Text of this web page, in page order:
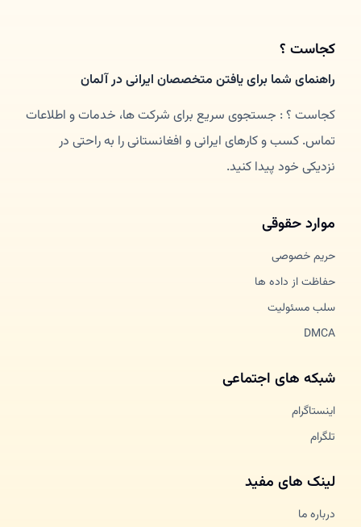
کجاست ؟
راهنمای شما برای یافتن متخصصان ایرانی در آلمان
کجاست ؟ : جستجوی سریع برای شرکت ها، خدمات و اطلاعات
تماس. کسب و کارهای ایرانی و افغانستانی را به راحتی در
نزدیکی خود پیدا کنید.
موارد حقوقی
حریم خصوصی
حفاظت از داده ها
سلب مسئولیت
DMCA
شبکه های اجتماعی
اینستاگرام
تلگرام
لینک های مفید
درباره ما